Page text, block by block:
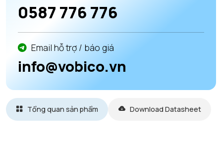
0587 776 776
Email hỗ trợ / báo giá
info@vobico.vn
Tổng quan sản phẩm Download Datasheet